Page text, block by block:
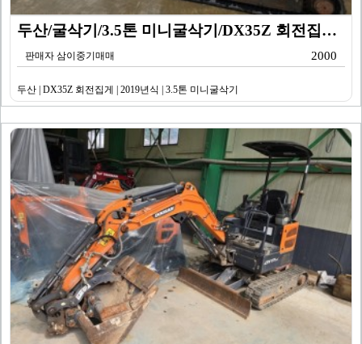
두산/굴삭기/3.5톤 미니굴삭기/DX35Z 회전집게/2…
판매자 삼이중기매매 2000
두산 | DX35Z 회전집게 | 2019년식 | 3.5톤 미니굴삭기